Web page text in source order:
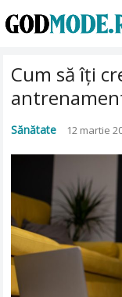
Cum să îți
Sănătate 12 martie